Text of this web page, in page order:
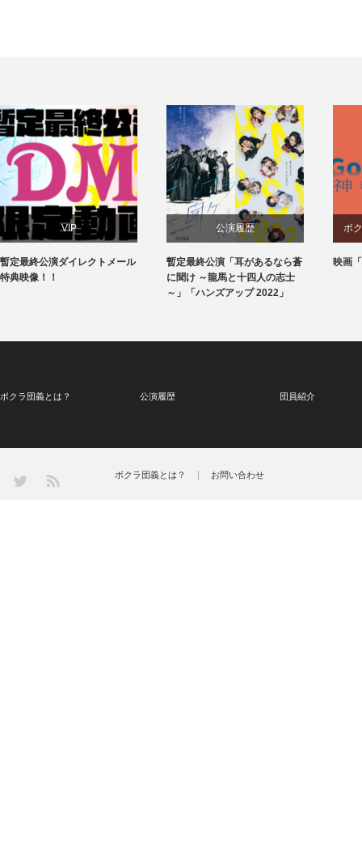
公演履歴
暫定最終公演「耳があるなら蒼
に聞け ～龍馬と十四人の志士
ボクラ団義からのお知らせ
映画「神ミタイナ時間」
ボクラ団義とは？ 公演履歴 団員紹介
Twitter ボクラ団義とは？ お問い合わせ